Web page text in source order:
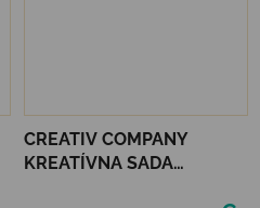
CREATIV COMPANY
KREATÍVNA SADA